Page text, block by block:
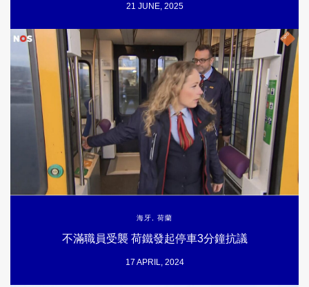
21 JUNE, 2025
海牙 荷蘭
不滿職員受襲 荷鐵發起停車3分鐘抗議
17 APRIL, 2024